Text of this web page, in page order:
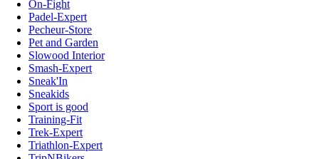
On-Fight
Padel-Expert
Pecheur-Store
Pet and Garden
Slowood Interior
Smash-Expert
Sneak'In
Sneakids
Sport is good
Training-Fit
Trek-Expert
Triathlon-Expert